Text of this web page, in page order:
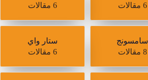
6 مقالات
6 مقالات
سامسونج
8 مقالات
ستار واي
6 مقالات